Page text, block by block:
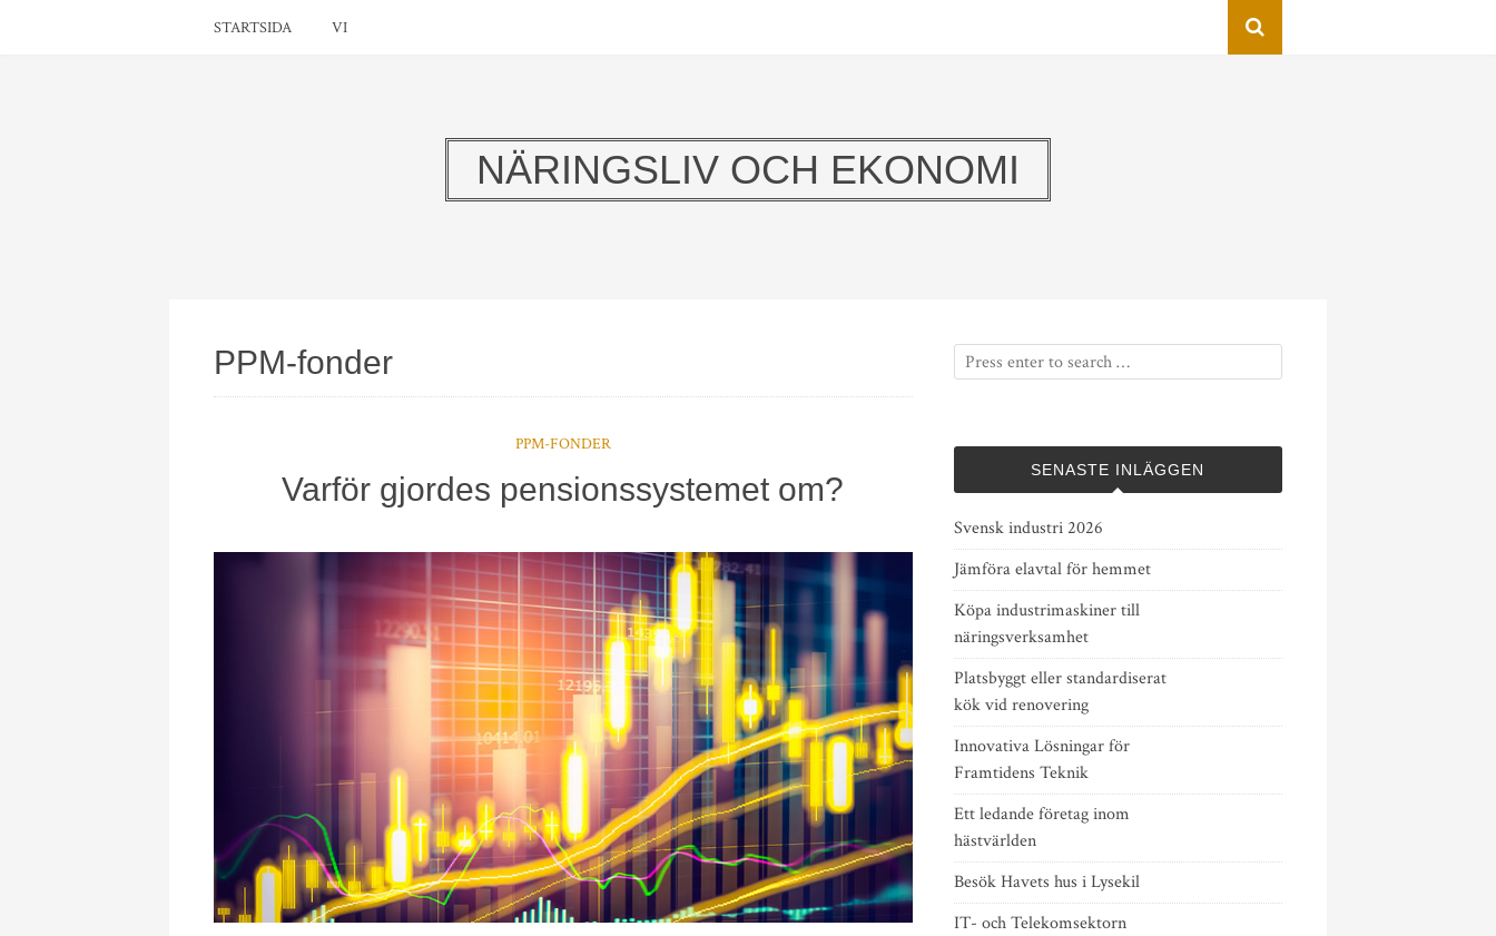
STARTSIDA VI
NÄRINGSLIV OCH EKONOMI
PPM-fonder
PPM-FONDER
Varför gjordes pensionssystemet om?
SENASTE INLÄGGEN
Svensk industri 2026
Jämföra elavtal för hemmet
Köpa industrimaskiner till
näringsverksamhet
Platsbyggt eller standardiserat
kök vid renovering
Innovativa Lösningar för
Framtidens Teknik
Ett ledande företag inom
hästvärlden
Besök Havets hus i Lysekil
IT- och Telekomsektorn